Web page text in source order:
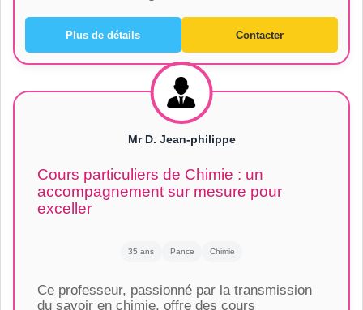
Plus de détails Contacter
Mr D. Jean-philippe
Cours particuliers de Chimie : un
accompagnement sur mesure pour
exceller
35 ans Pance Chimie
Ce professeur, passionné par la transmission
du savoir en chimie, offre des cours